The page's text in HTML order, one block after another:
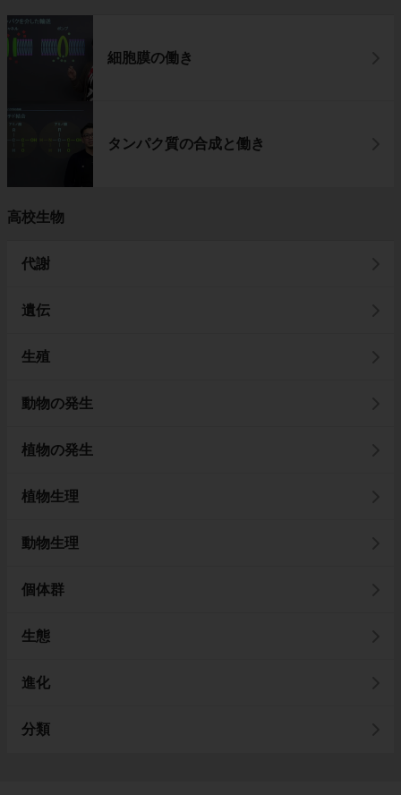
細胞膜の働き
タンパク質の合成と働き
高校生物
代謝
遺伝
生殖
動物の発生
植物の発生
植物生理
動物生理
個体群
生態
進化
分類